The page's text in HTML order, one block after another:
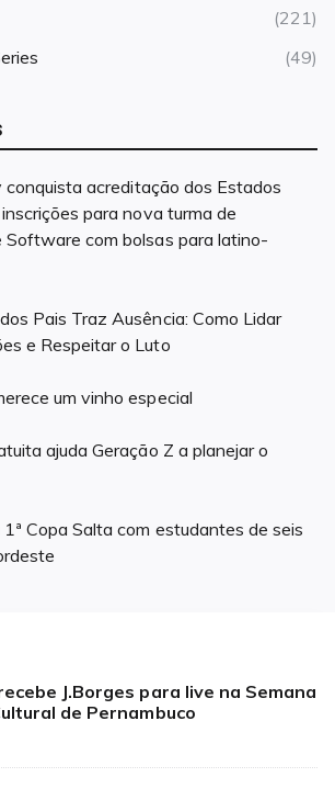
(221)
(49)
conquista acreditação dos Estados
para nova turma de
Software com bolsas para latino-
Pais Traz Ausência: Como Lidar
e Respeitar o Luto
um vinho especial
ajuda Geração Z a planejar o
Copa Salta com estudantes de seis
J.Borges para live na Semana
de Pernambuco